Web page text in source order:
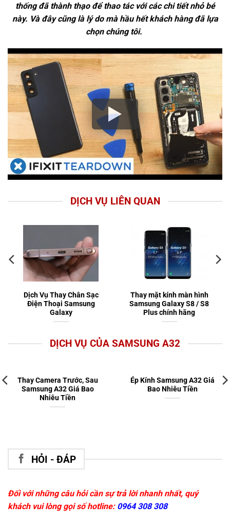
thống đã thành thạo để thao tác với các chi tiết nhỏ bé
này. Và đây cũng là lý do mà hầu hết khách hàng đã lựa
chọn chúng tôi.
DỊCH VỤ LIÊN QUAN
Dịch Vụ Thay Chân Sạc
Điện Thoại Samsung
Galaxy
Thay mặt kính màn hình
Samsung Galaxy S8 / S8
Plus chính hãng
DỊCH VỤ CỦA SAMSUNG A32
Thay Camera Trước, Sau
Samsung A32 Giá Bao
Nhiêu Tiền
Ép Kính Samsung A32 Giá
Bao Nhiêu Tiền
HỎI - ĐÁP
Đối với những câu hỏi cần sự trả lời nhanh nhất, quý
khách vui lòng gọi số hotline: 0964 308 308